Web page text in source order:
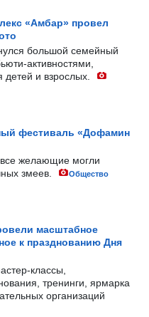
«Амбар» провел
большой семейный
активностями,
и взрослых.
фестиваль «Дофамин
желающие могли
змеев.
Общество
масштабное
к празднованию Дня
классы,
тренинги, ярмарка
организаций